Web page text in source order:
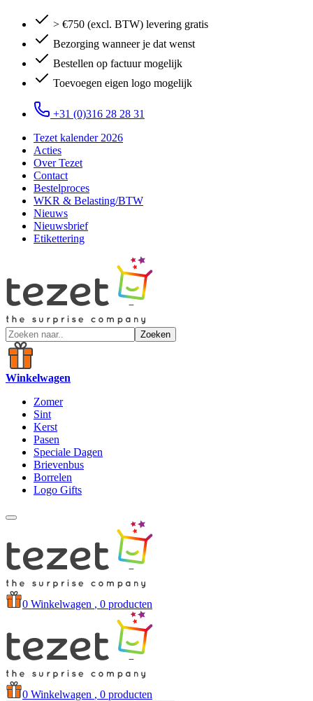
> €750 (excl. BTW) levering gratis
Bezorging wanneer je dat wenst
Bestellen op factuur mogelijk
Toevoegen eigen logo mogelijk
+31 (0)316 28 28 31
Tezet kalender 2026
Acties
Over Tezet
Contact
Bestelproces
WKR & Belasting/BTW
Nieuws
Nieuwsbrief
Etikettering
Zoeken
Winkelwagen
Zomer
Sint
Kerst
Pasen
Speciale Dagen
Brievenbus
Borrelen
Logo Gifts
0 Winkelwagen , 0 producten
0 Winkelwagen , 0 producten